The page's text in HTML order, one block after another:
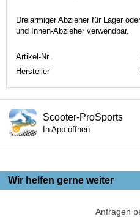
Dreiarmiger Abzieher für Lager
und Innen-Abzieher verwendbar.
Artikel-Nr.
Hersteller
Scooter-ProSports
In App öffnen
Wir helfen gerne weiter
Anfragen